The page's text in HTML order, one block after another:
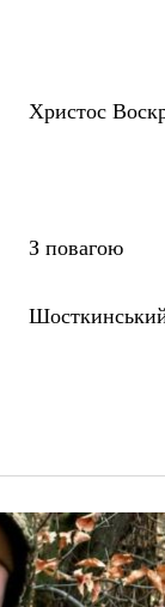
Христос
З повагою